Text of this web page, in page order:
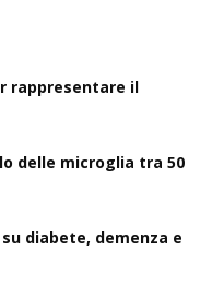
rappresentare il
delle microglia tra 50
diabete, demenza e